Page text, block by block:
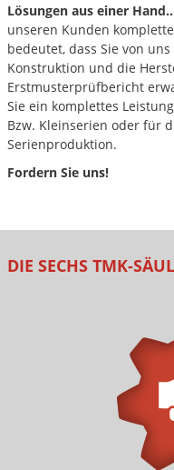
Lösungen aus einer
unseren Kunden
bedeutet, dass Sie von
Konstruktion und die
Erstmusterprüfbericht
Sie ein komplettes
Bzw. Kleinserien oder für
Serienproduktion.
Fordern Sie uns!
DIE SECHS TMK-